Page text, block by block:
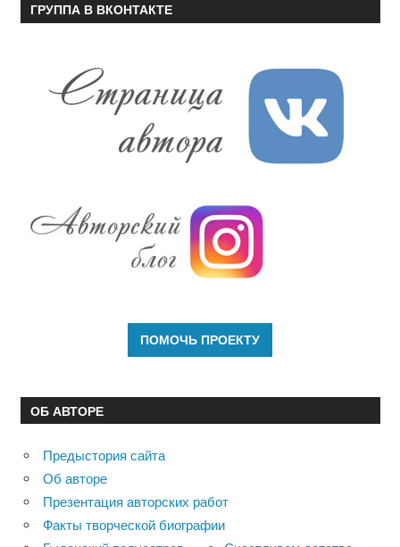
ГРУППА В ВКОНТАКТЕ
ОБ АВТОРЕ
Предыстория сайта
Об авторе
Презентация авторских работ
Факты творческой биографии